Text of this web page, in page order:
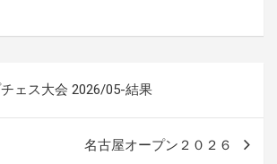
ェス大会 2026/05-結果
名古屋オープン２０２６